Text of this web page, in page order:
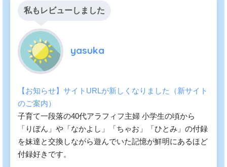
私もレビューしました
yasuka
【お知らせ】サイトURLが新しくなりました（新サイト
のご案内）
子育て一段落の40代アラフィフ主婦 小学生の頃から
「りぼん」や「なかよし」「ちゃお」「ひとみ」の付録
を妹達と交換しながら遊んでいた記憶が鮮明にあるほど
付録好きです。